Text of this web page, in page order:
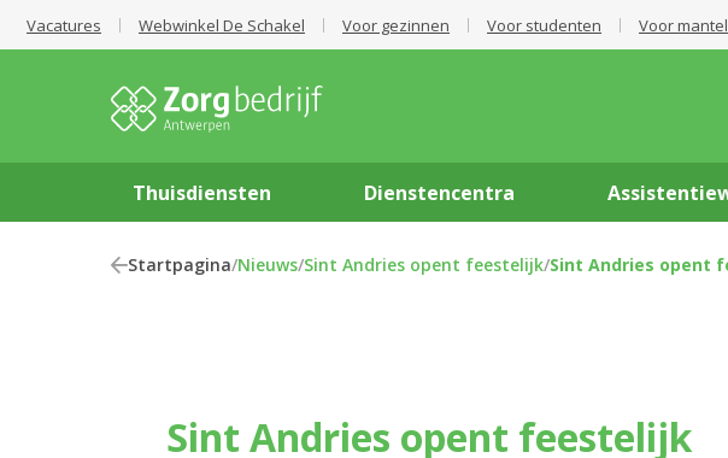
Vacatures Webwinkel De Schakel Voor gezinnen Voor studenten Voor
Thuisdiensten Dienstencentra
Startpagina/Nieuws/Sint Andries opent feestelijk/Sint Andries opent
Sint Andries opent feestelijk